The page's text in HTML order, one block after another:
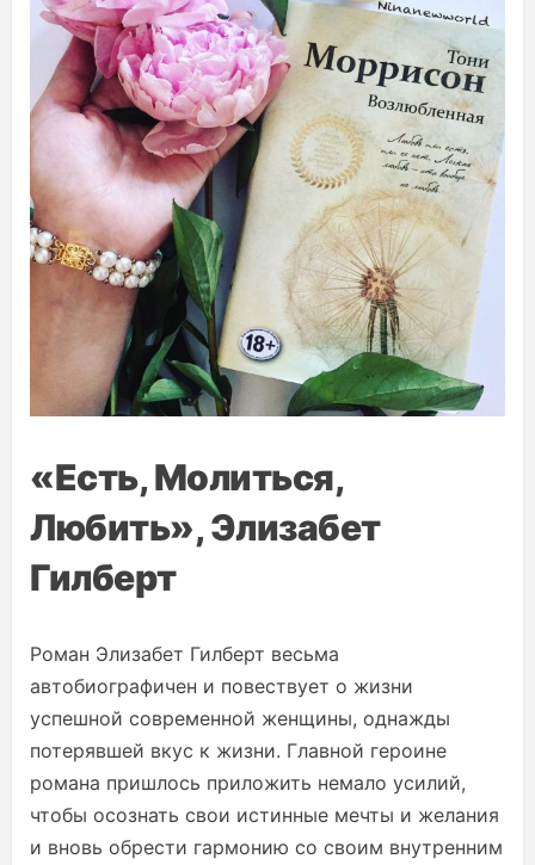
«Есть, Молиться,
Любить», Элизабет
Гилберт
Роман Элизабет Гилберт весьма
автобиографичен и повествует о жизни
успешной современной женщины, однажды
потерявшей вкус к жизни. Главной героине
романа пришлось приложить немало усилий,
чтобы осознать свои истинные мечты и желания
и вновь обрести гармонию со своим внутренним